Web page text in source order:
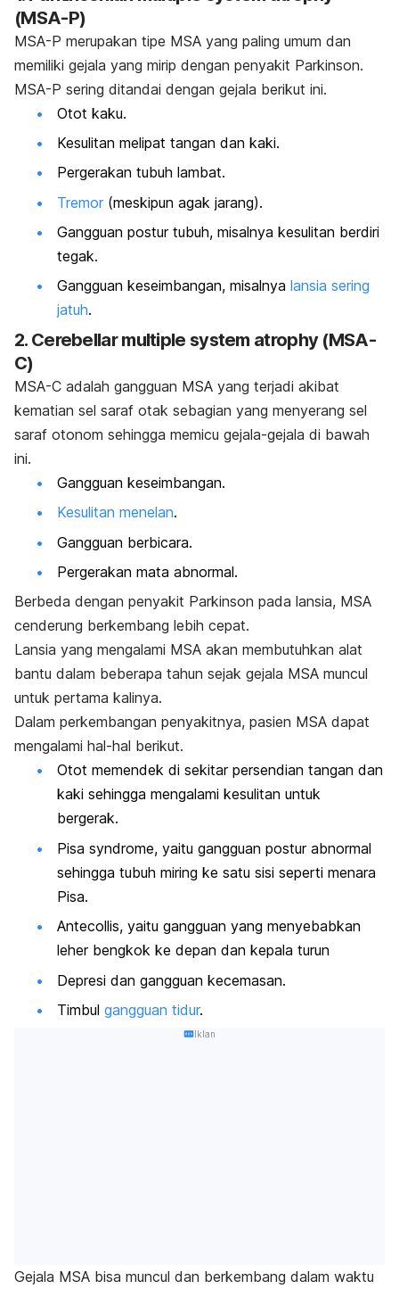
(MSA-P)
MSA-P merupakan tipe MSA yang paling umum dan
memiliki gejala yang mirip dengan penyakit Parkinson.
MSA-P sering ditandai dengan gejala berikut ini.
Otot kaku.
Kesulitan melipat tangan dan kaki.
Pergerakan tubuh lambat.
Tremor (meskipun agak jarang).
Gangguan postur tubuh, misalnya kesulitan berdiri
tegak.
Gangguan keseimbangan, misalnya lansia sering
jatuh.
2. Cerebellarmultiple system atrophy(MSA-
C)
MSA-C adalah gangguan MSA yang terjadi akibat
kematian sel saraf otak sebagian yang menyerang sel
saraf otonom sehingga memicu gejala-gejala di bawah
ini.
Gangguan keseimbangan.
Kesulitan menelan.
Gangguan berbicara.
Pergerakan mata abnormal.
Berbeda dengan penyakit Parkinson pada lansia, MSA
cenderung berkembang lebih cepat.
Lansia yang mengalami MSA akan membutuhkan alat
bantu dalam beberapa tahun sejak gejala MSA muncul
untuk pertama kalinya.
Dalam perkembangan penyakitnya, pasien MSA dapat
mengalami hal-hal berikut.
Otot memendek di sekitar persendian tangan dan
kaki sehingga mengalami kesulitan untuk
bergerak.
Pisa syndrome, yaitu gangguan postur abnormal
sehingga tubuh miring ke satu sisi seperti menara
Pisa.
Antecollis, yaitu gangguan yang menyebabkan
leher bengkok ke depan dan kepala turun
Depresi dan gangguan kecemasan.
Timbul gangguan tidur.
Iklan
Gejala MSA bisa muncul dan berkembang dalam waktu